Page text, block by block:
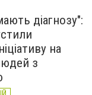
діагнозу":
на
з